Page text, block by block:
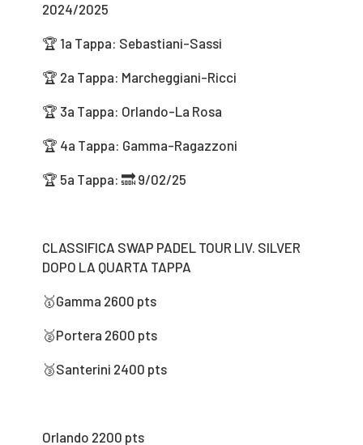
2024/2025
🏆 1a Tappa: Sebastiani-Sassi
🏆 2a Tappa: Marcheggiani-Ricci
🏆 3a Tappa: Orlando-La Rosa
🏆 4a Tappa: Gamma-Ragazzoni
🏆 5a Tappa: 🔜 9/02/25
CLASSIFICA SWAP PADEL TOUR LIV. SILVER
DOPO LA QUARTA TAPPA
🥇Gamma 2600 pts
🥈Portera 2600 pts
🥉Santerini 2400 pts
Orlando 2200 pts